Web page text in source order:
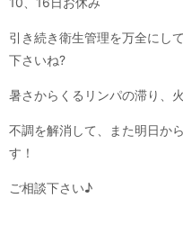
引き続き衛生管理を万全にし
下さいね?
暑さからくるリンパの滞り、
不調を解消して、また明日か
す！
ご相談下さい♪